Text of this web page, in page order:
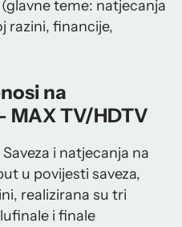
teme: natjecanja
razini, financije,
na
MAX TV/HDTV
i natjecanja na
u povijesti saveza,
realizirana su tri
i finale